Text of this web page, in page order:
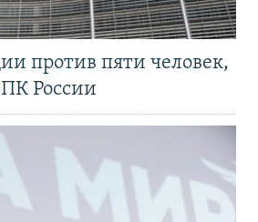
против пяти человек,
России